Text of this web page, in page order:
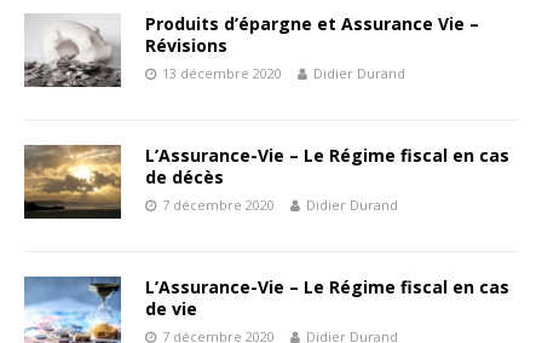
Produits d’épargne et Assurance Vie –
Révisions
13 décembre 2020 Didier Durand
L’Assurance-Vie – Le Régime fiscal en cas
de décès
7 décembre 2020 Didier Durand
L’Assurance-Vie – Le Régime fiscal en cas
de vie
7 décembre 2020 Didier Durand